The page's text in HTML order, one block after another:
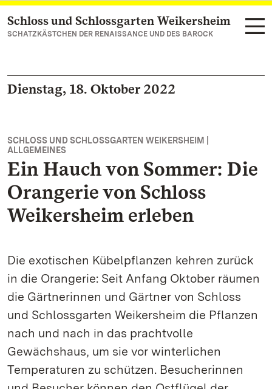
Zum Hauptinhalt springen
Schloss und Schlossgarten Weikersheim
SCHATZKÄSTCHEN DER RENAISSANCE UND DES BAROCK
Dienstag, 18. Oktober 2022
SCHLOSS UND SCHLOSSGARTEN WEIKERSHEIM |
ALLGEMEINES
Ein Hauch von Sommer: Die
Orangerie von Schloss
Weikersheim erleben
Die exotischen Kübelpflanzen kehren zurück
in die Orangerie: Seit Anfang Oktober räumen
die Gärtnerinnen und Gärtner von Schloss
und Schlossgarten Weikersheim die Pflanzen
nach und nach in das prachtvolle
Gewächshaus, um sie vor winterlichen
Temperaturen zu schützen. Besucherinnen